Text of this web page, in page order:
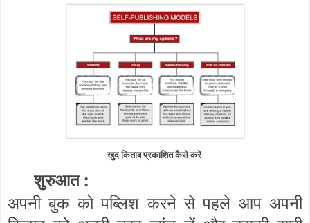
खुद किताब प्रकाशित कैसे करें
शुरुआत :
अपनी बुक को पब्लिश करने से पहले आप अपनी